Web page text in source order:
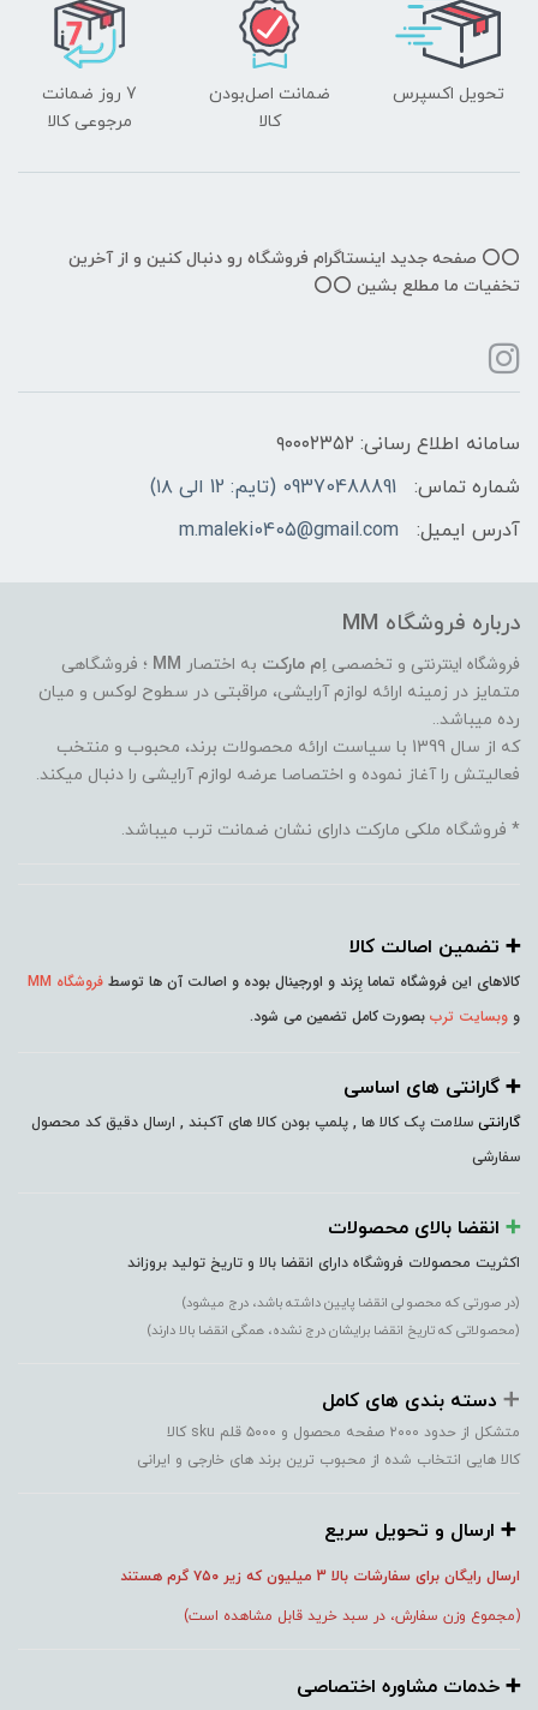
تحویل اکسپرس
ضمانت اصل‌بودن
کالا
7 روز ضمانت
مرجوعی کالا
⭕️⭕️ صفحه جدید اینستاگرام فروشگاه رو دنبال کنین و از آخرین
تخفیات ما مطلع بشین ⭕️⭕️
سامانه اطلاع رسانی: ۹۰۰۰۲۳۵۲
شماره تماس:
09370488891 (تایم: 12 الی ۱۸)
آدرس ایمیل:
m.maleki0405@gmail.com
درباره فروشگاه MM
فروشگاه اینترنتی و تخصصی اِم مارکت به اختصار MM ؛ فروشگاهی
متمایز در زمینه ارائه لوازم آرایشی، مراقبتی در سطوح لوکس و میان
رده میباشد..
که از سال 1399 با سیاست ارائه محصولات برند، محبوب و منتخب
فعالیتش را آغاز نموده و اختصاصا عرضه لوازم آرایشی را دنبال میکند.
* فروشگاه ملکی مارکت دارای نشان ضمانت ترب میباشد.
➕️ تضمین اصالت کالا
کالاهای این فروشگاه تماما بِرَند و اورجینال بوده و اصالت آن ها توسط فروشگاه MM
و وبسایت ترب بصورت کامل تضمین می شود.
➕️ گارانتی های اساسی
گارانتی سلامت پک کالا ها , پلمپ بودن کالا های آکبند , ارسال دقیق کد محصول
سفارشی
➕️ انقضا بالای محصولات
اکثریت محصولات فروشگاه دارای انقضا بالا و تاریخ تولید بروزاند
(در صورتی که محصولی انقضا پایین داشته باشد، درج میشود)
(محصولاتی که تاریخ انقضا برایشان درج نشده، همگی انقضا بالا دارند)
➕️ دسته بندی های کامل
متشکل از حدود ۲۰۰۰ صفحه محصول و ۵۰۰۰ قلم sku کالا
کالا هایی انتخاب شده از محبوب ترین برند های خارجی و ایرانی
➕️ ارسال و تحویل سریع
ارسال رایگان برای سفارشات بالا 3 میلیون که زیر ۷۵۰ گرم هستند
(مجموع وزن سفارش، در سبد خرید قابل مشاهده است)
➕️ خدمات مشاوره اختصاصی